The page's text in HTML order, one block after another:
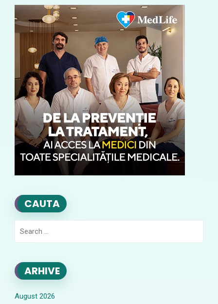
CAUTA
ARHIVE
August 2026